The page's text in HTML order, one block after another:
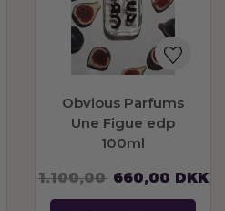
Obvious Parfums
Une Figue edp
100ml
1.100,00 660,00 DKK